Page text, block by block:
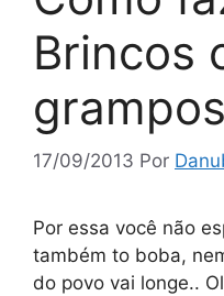
Brincos
17/09/2013 Por
Por essa você não
também to boba,
do povo vai longe..